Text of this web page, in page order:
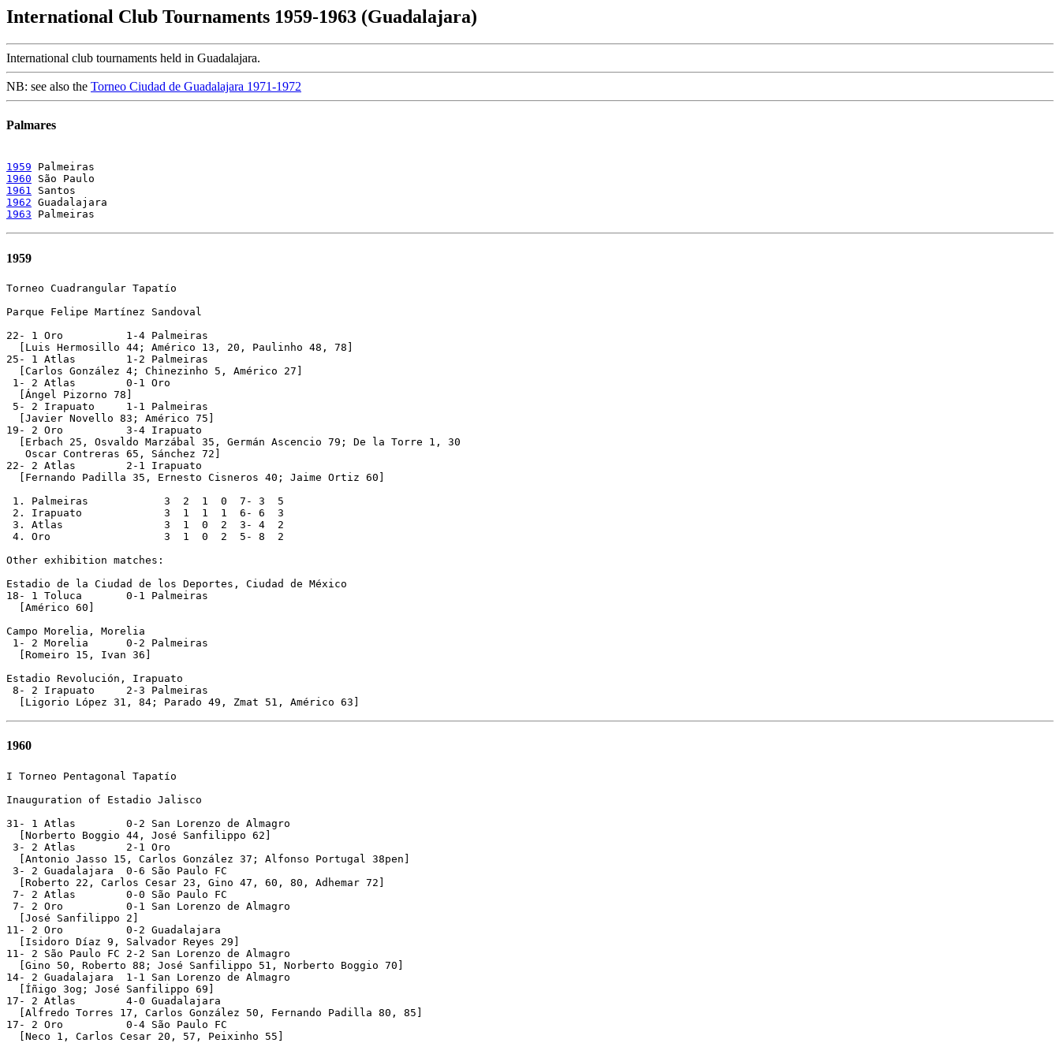
International Club Tournaments 1959-1963 (Guadalajara)
International club tournaments held in Guadalajara.
NB: see also the Torneo Ciudad de Guadalajara 1971-1972
Palmares
1959
1960
1961
1962
1963
1959
Torneo Cuadrangular Tapatío
Parque Felipe Martínez Sandoval
22- 1 Oro          1-4 Palmeiras
  [Luis Hermosillo 44; Américo 13, 20, Paulinho 48, 78]
25- 1 Atlas        1-2 Palmeiras
  [Carlos González 4; Chinezinho 5, Américo 27]
1- 2 Atlas        0-1 Oro
  [Ángel Pizorno 78]
5- 2 Irapuato     1-1 Palmeiras
  [Javier Novello 83; Américo 75]
19- 2 Oro          3-4 Irapuato
  [Erbach 25, Osvaldo Marzábal 35, Germán Ascencio 79; De la Torre 1, 30
   Oscar Contreras 65, Sánchez 72]
22- 2 Atlas        2-1 Irapuato
  [Fernando Padilla 35, Ernesto Cisneros 40; Jaime Ortiz 60]
1. Palmeiras            3  2  1  0  7- 3  5
2. Irapuato             3  1  1  1  6- 6  3
3. Atlas                3  1  0  2  3- 4  2
4. Oro                  3  1  0  2  5- 8  2
Other exhibition matches:
Estadio de la Ciudad de los Deportes, Ciudad de México
18- 1 Toluca       0-1 Palmeiras
  [Américo 60]
Campo Morelia, Morelia
1- 2 Morelia      0-2 Palmeiras
  [Romeiro 15, Ivan 36]
Estadio Revolución, Irapuato
8- 2 Irapuato     2-3 Palmeiras
1960
I Torneo Pentagonal Tapatío
Inauguration of Estadio Jalisco
31- 1 Atlas        0-2 San Lorenzo de Almagro
  [Norberto Boggio 44, José Sanfilippo 62]
3- 2 Atlas        2-1 Oro
  [Antonio Jasso 15, Carlos González 37; Alfonso Portugal 38pen]
3- 2 Guadalajara  0-6 São Paulo FC
  [Roberto 22, Carlos Cesar 23, Gino 47, 60, 80, Adhemar 72]
7- 2 Atlas        0-0 São Paulo FC
7- 2 Oro          0-1 San Lorenzo de Almagro
  [José Sanfilippo 2]
11- 2 Oro          0-2 Guadalajara
  [Isidoro Díaz 9, Salvador Reyes 29]
11- 2 São Paulo FC 2-2 San Lorenzo de Almagro
  [Gino 50, Roberto 88; José Sanfilippo 51, Norberto Boggio 70]
14- 2 Guadalajara  1-1 San Lorenzo de Almagro
  [Íñigo 3og; José Sanfilippo 69]
17- 2 Atlas        4-0 Guadalajara
  [Alfredo Torres 17, Carlos González 50, Fernando Padilla 80, 85]
17- 2 Oro          0-4 São Paulo FC
  [Neco 1, Carlos Cesar 20, 57, Peixinho 55]